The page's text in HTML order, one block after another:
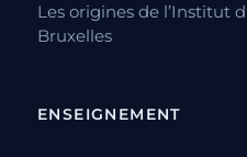
Les origines de l’Institut
Bruxelles
ENSEIGNEMENT